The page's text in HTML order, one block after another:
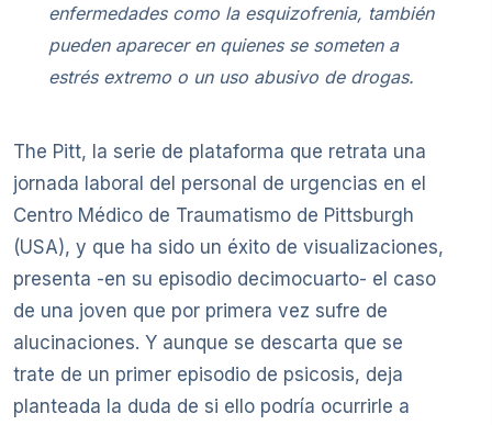
enfermedades como la esquizofrenia, también
pueden aparecer en quienes se someten a
estrés extremo o un uso abusivo de drogas.
The Pitt, la serie de plataforma que retrata una
jornada laboral del personal de urgencias en el
Centro Médico de Traumatismo de Pittsburgh
(USA), y que ha sido un éxito de visualizaciones,
presenta -en su episodio decimocuarto- el caso
de una joven que por primera vez sufre de
alucinaciones. Y aunque se descarta que se
trate de un primer episodio de psicosis, deja
planteada la duda de si ello podría ocurrirle a